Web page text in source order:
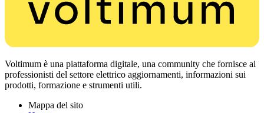
Voltimum è una piattaforma digitale, una community che fornisce ai
professionisti del settore elettrico aggiornamenti, informazioni sui
prodotti, formazione e strumenti utili.
Mappa del sito